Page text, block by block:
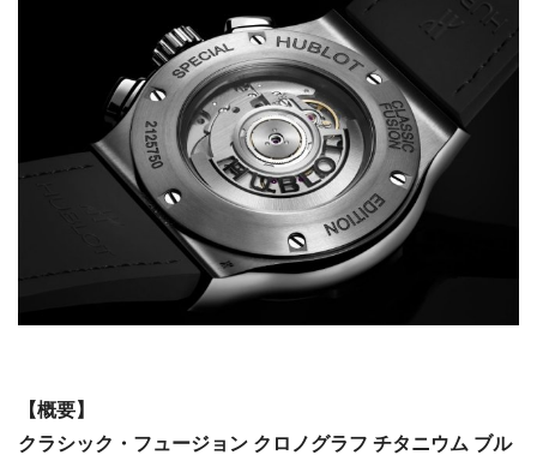
【概要】
クラシック・フュージョン クロノグラフ チタニウム ブル